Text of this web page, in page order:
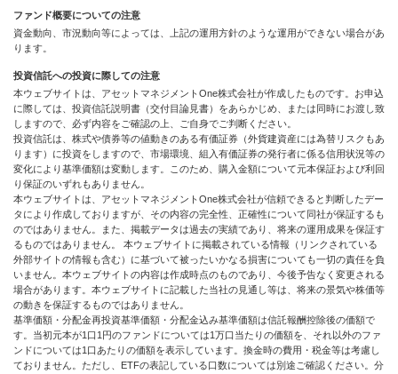
ファンド概要についての注意
資金動向、市況動向等によっては、上記の運用方針のような運用ができない場合があ
ります。
投資信託への投資に際しての注意
本ウェブサイトは、アセットマネジメントOne株式会社が作成したものです。お申込
に際しては、投資信託説明書（交付目論見書）をあらかじめ、または同時にお渡し致
しますので、必ず内容をご確認の上、ご自身でご判断ください。
投資信託は、株式や債券等の値動きのある有価証券（外貨建資産には為替リスクもあ
ります）に投資をしますので、市場環境、組入有価証券の発行者に係る信用状況等の
変化により基準価額は変動します。このため、購入金額について元本保証および利回
り保証のいずれもありません。
本ウェブサイトは、アセットマネジメントOne株式会社が信頼できると判断したデー
タにより作成しておりますが、その内容の完全性、正確性について同社が保証するも
のではありません。また、掲載データは過去の実績であり、将来の運用成果を保証す
るものではありません。 本ウェブサイトに掲載されている情報（リンクされている
外部サイトの情報も含む）に基づいて被ったいかなる損害についても一切の責任を負
いません。本ウェブサイトの内容は作成時点のものであり、今後予告なく変更される
場合があります。本ウェブサイトに記載した当社の見通し等は、将来の景気や株価等
の動きを保証するものではありません。
基準価額・分配金再投資基準価額・分配金込み基準価額は信託報酬控除後の価額で
す。当初元本が1口1円のファンドについては1万口当たりの価額を、それ以外のファ
ンドについては1口あたりの価額を表示しています。換金時の費用・税金等は考慮し
ておりません。ただし、ETFの表記している口数については別途ご確認ください。分